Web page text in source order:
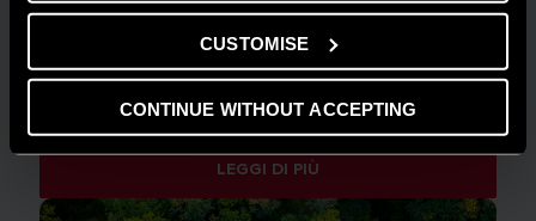
CUSTOMISE
CONTINUE WITHOUT ACCEPTING
CONSIGLI E SOLUZIONI
Comprendere la flessibilità energetica in
ambito residenziale
LEGGI DI PIÙ